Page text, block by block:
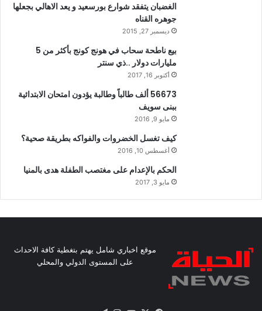
الغضبان يتفقد شوارع بورسعيد و يعد الاهالي بجعلها
جوهره القناه
ديسمبر 27, 2015
بيع ناطحة سحاب في هونج كونج بأكثر من 5
مليارات دولار ..ذي سنتر
أكتوبر 16, 2017
56673 ألف طالباً وطالبة يؤدون امتحان الابتدائية
ببنى سويف
مايو 9, 2016
كيف تغسل الخضروات والفواكه بطريقة صحية؟
أغسطس 10, 2016
الحكم بالإعدام على مغتصب الطفلة هدى بالمنيا
مايو 3, 2017
موقع اخباري شامل يهتم بتغطية كافة الاحداث
على المستوى الدولي والمحلي